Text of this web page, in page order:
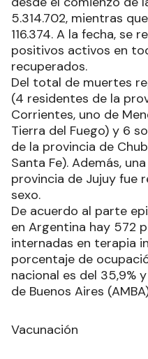
5.314.702, mientras
116.374. A la fecha, se
positivos activos en
recuperados.
Del total de muertes
(4 residentes de la
Corrientes, uno de
Tierra del Fuego) y 6
de la provincia de
Santa Fe). Además,
provincia de Jujuy fue
sexo.
De acuerdo al parte
en Argentina hay 572
internadas en terapia
porcentaje de
nacional es del 35,9%
de Buenos Aires
Vacunación